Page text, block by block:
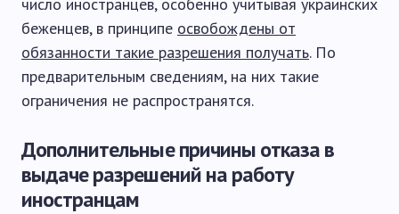
беженцев, в принципе освобождены от
обязанности такие разрешения получать. По
предварительным сведениям, на них такие
ограничения не распространятся.
Дополнительные причины отказа в
выдаче разрешений на работу
иностранцам